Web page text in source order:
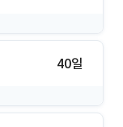
40일